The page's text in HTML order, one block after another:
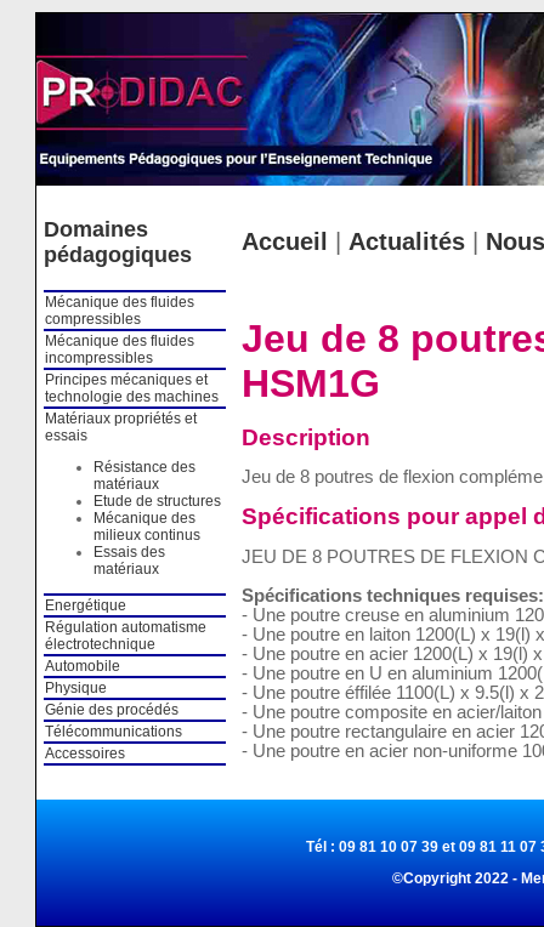
Domaines
pédagogiques
Mécanique des fluides
compressibles
Mécanique des fluides
incompressibles
Principes mécaniques et
technologie des machines
Matériaux propriétés et
essais
Résistance des
matériaux
Etude de structures
Mécanique des
milieux continus
Essais des
matériaux
Energétique
Régulation automatisme
électrotechnique
Automobile
Physique
Génie des procédés
Télécommunications
Accessoires
Accueil Actualités|
Jeu de 8
HSM1G
Description
Jeu de 8 poutres de flexion
Spécifications pour appel
JEU DE 8 POUTRES DE FLEXION
Spécifications techniques requises:
- Une poutre creuse en aluminium
- Une poutre en laiton 1200(L) x 19(l)
- Une poutre en acier 1200(L) x 19(l)
- Une poutre en U en aluminium
- Une poutre éffilée 1100(L) x 9.5(l) x
- Une poutre composite en acier/
- Une poutre rectangulaire en acier
- Une poutre en acier non-uniforme
Tél : 09 81 10 07 39 et 09 81 11
©Copyright 2022 -
Cookies management panel